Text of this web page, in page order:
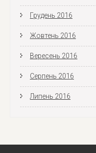
Грудень 2016
Жовтень 2016
Вересень 2016
Серпень 2016
Липень 2016